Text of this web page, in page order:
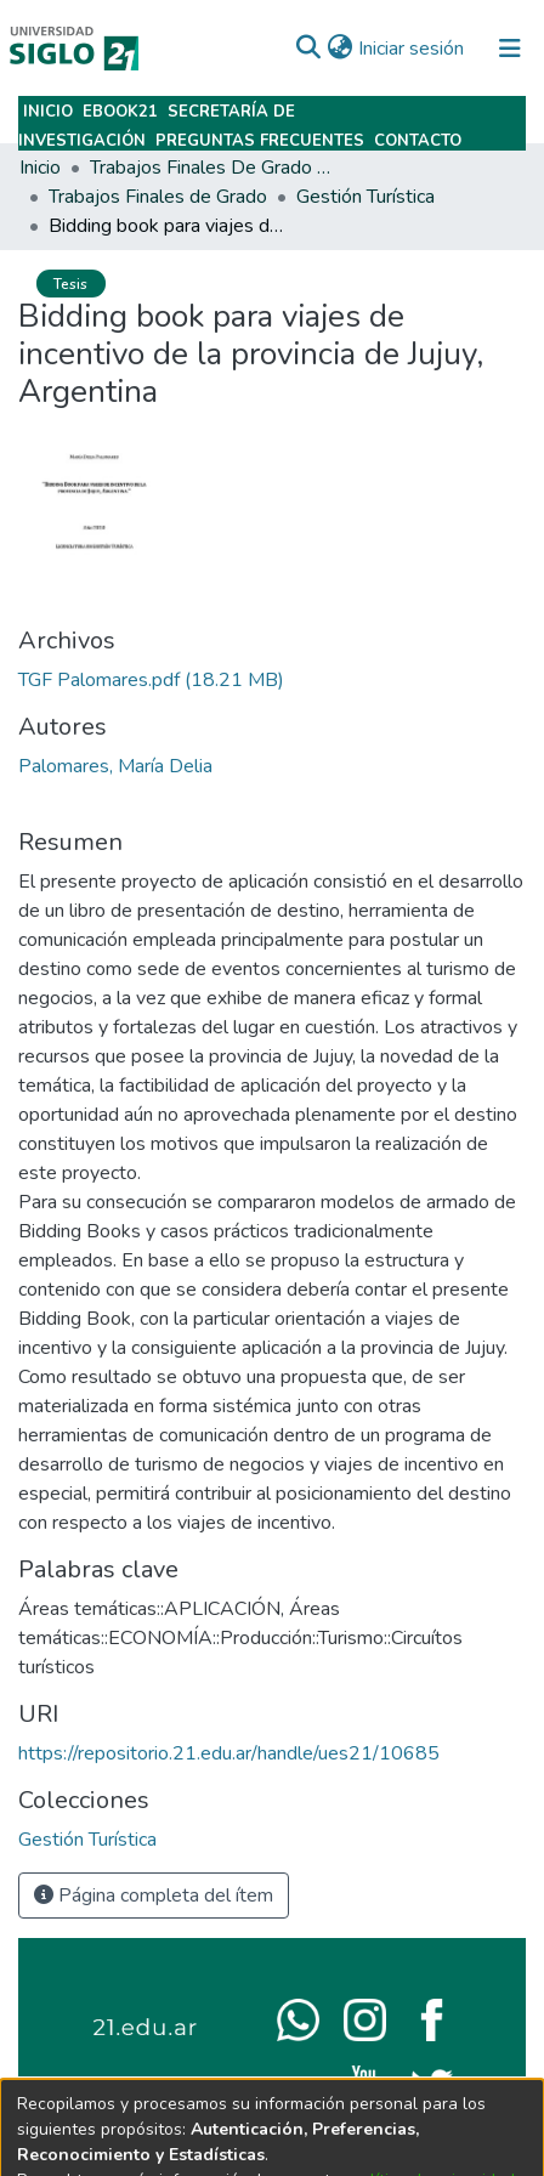
Iniciar sesión (current)
Subir
INICIO EBOOK21 SECRETARÍA DE
INVESTIGACIÓN PREGUNTAS FRECUENTES CONTACTO
Inicio
Trabajos Finales De Grado Y Posgrado
Trabajos Finales de Grado
Gestión Turística
Bidding book para viajes de incentivo de la provincia de Jujuy, Argentina
Tesis
Bidding book para viajes de
incentivo de la provincia de Jujuy,
Argentina
Archivos
TGF Palomares.pdf(18.21 MB)
Autores
Palomares, María Delia
Resumen
El presente proyecto de aplicación consistió en el desarrollo
de un libro de presentación de destino, herramienta de
comunicación empleada principalmente para postular un
destino como sede de eventos concernientes al turismo de
negocios, a la vez que exhibe de manera eficaz y formal
atributos y fortalezas del lugar en cuestión. Los atractivos y
recursos que posee la provincia de Jujuy, la novedad de la
temática, la factibilidad de aplicación del proyecto y la
oportunidad aún no aprovechada plenamente por el destino
constituyen los motivos que impulsaron la realización de
este proyecto.
Para su consecución se compararon modelos de armado de
Bidding Books y casos prácticos tradicionalmente
empleados. En base a ello se propuso la estructura y
contenido con que se considera debería contar el presente
Bidding Book, con la particular orientación a viajes de
incentivo y la consiguiente aplicación a la provincia de Jujuy.
Como resultado se obtuvo una propuesta que, de ser
materializada en forma sistémica junto con otras
herramientas de comunicación dentro de un programa de
desarrollo de turismo de negocios y viajes de incentivo en
especial, permitirá contribuir al posicionamiento del destino
con respecto a los viajes de incentivo.
Palabras clave
Áreas temáticas::APLICACIÓN, Áreas
temáticas::ECONOMÍA::Producción::Turismo::Circuítos
turísticos
URI
https://repositorio.21.edu.ar/handle/ues21/10685
Colecciones
Gestión Turística
Página completa del ítem
Recopilamos y procesamos su información personal para los
siguientes propósitos: Autenticación, Preferencias,
Reconocimiento y Estadísticas.